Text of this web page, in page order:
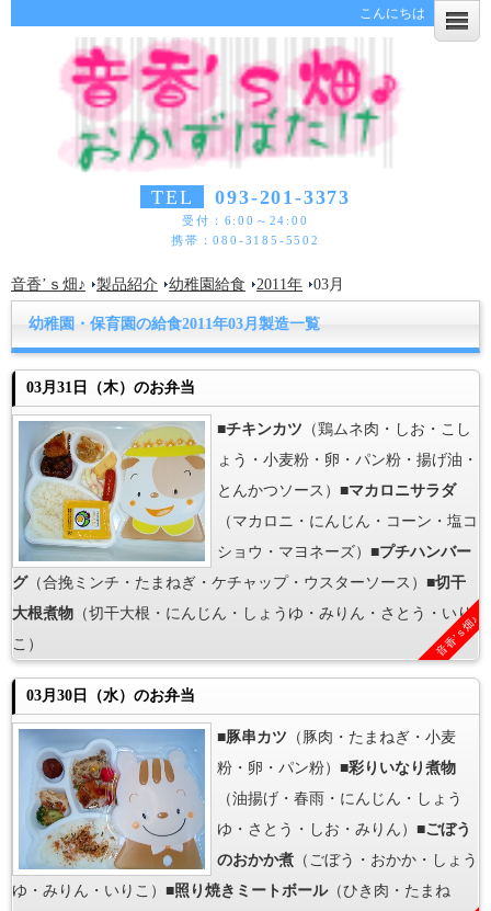
こんにちは
TEL 093-201-3373
受付：6:00～24:00
携帯：080-3185-5502
音香’ｓ畑♪ 製品紹介 幼稚園給食 2011年 03月
幼稚園・保育園の給食2011年03月製造一覧
03月31日（木）のお弁当
■チキンカツ （鶏ムネ肉・しお・こし
ょう・小麦粉・卵・パン粉・揚げ油・
とんかつソース）■マカロニサラダ
（マカロニ・にんじん・コーン・塩コ
ショウ・マヨネーズ）■プチハンバー
グ（合挽ミンチ・たまねぎ・ケチャップ・ウスターソース）■切干
大根煮物 （切干大根・にんじん・しょうゆ・みりん・さとう・いり
こ）
音香’ｓ畑♪
03月30日（水）のお弁当
■豚串カツ （豚肉・たまねぎ・小麦
粉・卵・パン粉）■彩りいなり煮物
（油揚げ・春雨・にんじん・しょう
ゆ・さとう・しお・みりん）■ごぼう
のおかか煮 （ごぼう・おかか・しょう
ゆ・みりん・いりこ）■照り焼きミートボール（ひき肉・たまね